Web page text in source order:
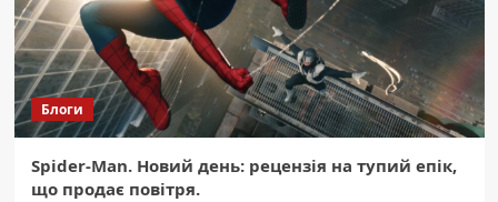
Блоги
Spider-Man. Новий день: рецензія на тупий епік,
що продає повітря.